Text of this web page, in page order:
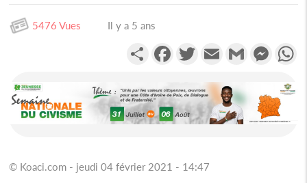
5476 Vues Il y a 5 ans
PartagerFacebookTwitterEmail Gmail
© Koaci.com - jeudi 04 février 2021 - 14:47